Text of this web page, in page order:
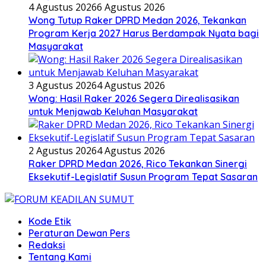
4 Agustus 20266 Agustus 2026
Wong Tutup Raker DPRD Medan 2026, Tekankan
Program Kerja 2027 Harus Berdampak Nyata bagi
Masyarakat
3 Agustus 20264 Agustus 2026
Wong: Hasil Raker 2026 Segera Direalisasikan
untuk Menjawab Keluhan Masyarakat
2 Agustus 20264 Agustus 2026
Raker DPRD Medan 2026, Rico Tekankan Sinergi
Eksekutif-Legislatif Susun Program Tepat Sasaran
Kode Etik
Peraturan Dewan Pers
Redaksi
Tentang Kami